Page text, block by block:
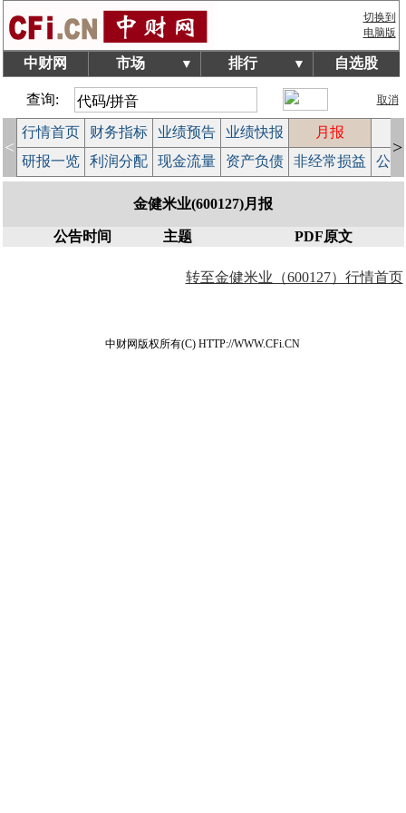
切换到
电脑版
中财网 市场 ▼ 排行 ▼ 自选股
查询: 取消
<
行情首页 财务指标 业绩预告 业绩快报 月报
研报一览
利润分配 现金流量 资产负债 非经常损益 公
>
金健米业(600127)月报
公告时间 主题 PDF原文
转至金健米业（600127）行情首页
中财网版权所有(C) HTTP://WWW.CFi.CN